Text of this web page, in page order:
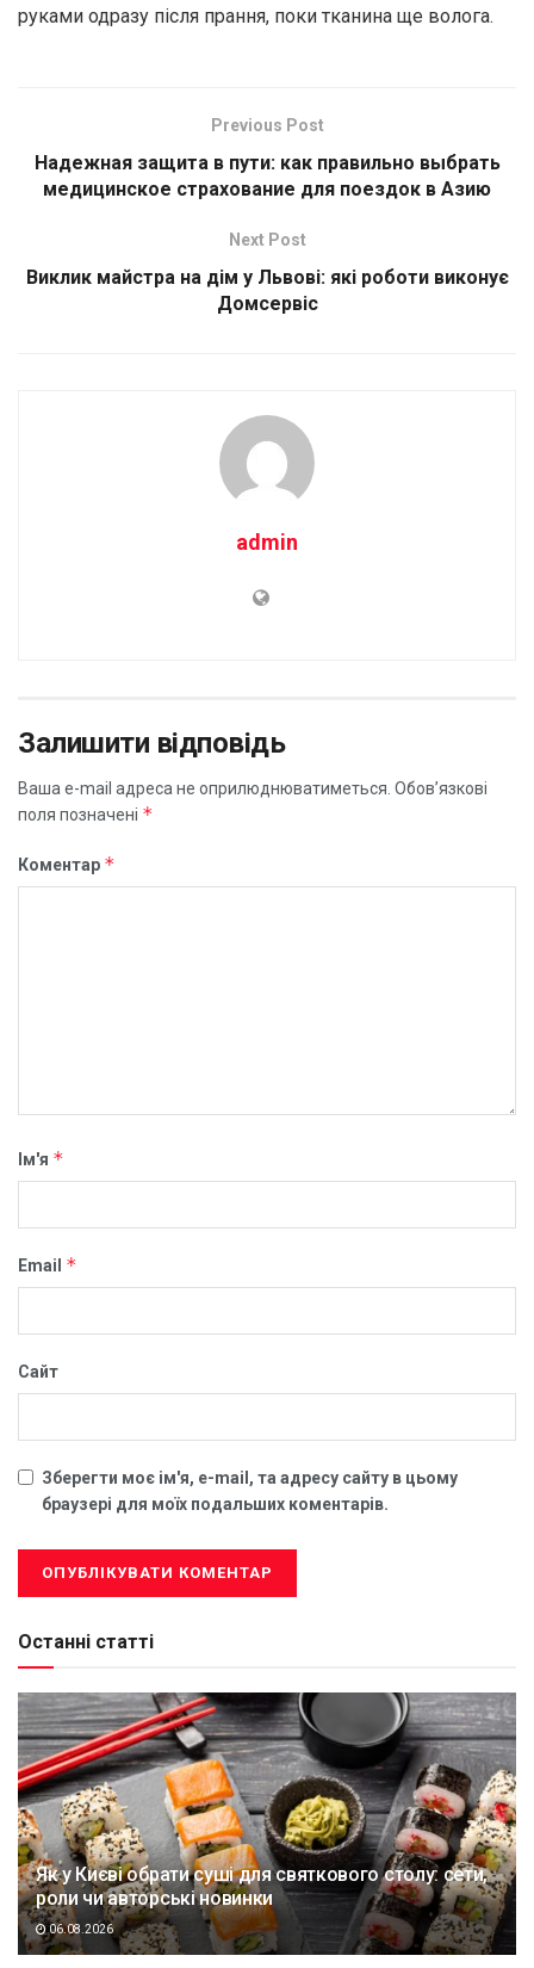
руками одразу після прання, поки тканина ще волога.
Previous Post
Надежная защита в пути: как правильно выбрать
медицинское страхование для поездок в Азию
Next Post
Виклик майстра на дім у Львові: які роботи виконує
Домсервіс
admin
Залишити відповідь
Ваша e-mail адреса не оприлюднюватиметься. Обов’язкові
поля позначені *
Коментар *
Ім'я *
Email *
Сайт
Зберегти моє ім'я, e-mail, та адресу сайту в цьому
браузері для моїх подальших коментарів.
Останні статті
Як у Києві обрати суші для святкового столу: сети,
роли чи авторські новинки
06.08.2026